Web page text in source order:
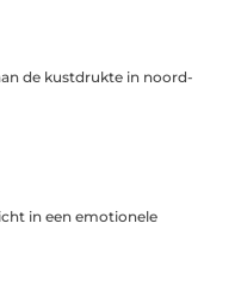
de kustdrukte in noord-
in een emotionele